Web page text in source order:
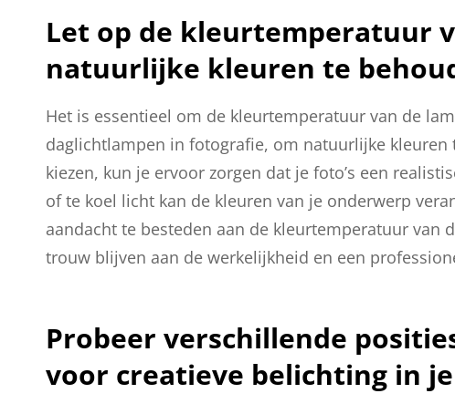
Let op de kleurtemperatuur
natuurlijke kleuren te
Het is essentieel om de kleurtemperatuur van de
daglichtlampen in fotografie, om natuurlijke
kiezen, kun je ervoor zorgen dat je foto’s een
of te koel licht kan de kleuren van je onderwerp
aandacht te besteden aan de kleurtemperatuur van
trouw blijven aan de werkelijkheid en een
Probeer verschillende
voor creatieve belichting in je